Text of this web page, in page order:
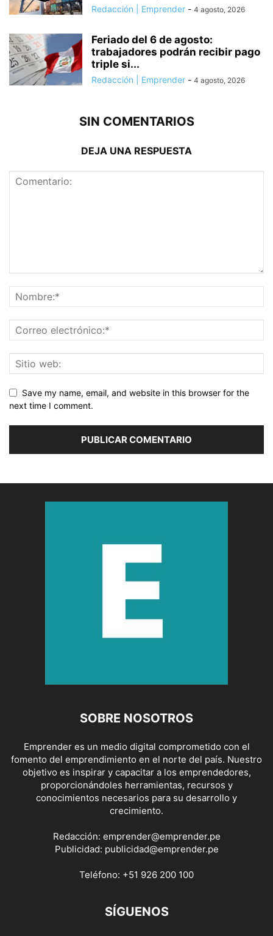
Redacción | Emprender - 4 agosto, 2026
Feriado del 6 de agosto:
trabajadores podrán recibir pago
triple si...
Redacción | Emprender - 4 agosto, 2026
SIN COMENTARIOS
DEJA UNA RESPUESTA
Save my name, email, and website in this browser for the
next time I comment.
SOBRE NOSOTROS
Emprender es un medio digital comprometido con el
fomento del emprendimiento en el norte del país. Nuestro
objetivo es inspirar y capacitar a los emprendedores,
proporcionándoles herramientas, recursos y
conocimientos necesarios para su desarrollo y
crecimiento.
Redacción: emprender@emprender.pe
Publicidad: publicidad@emprender.pe
Teléfono: +51 926 200 100
SÍGUENOS